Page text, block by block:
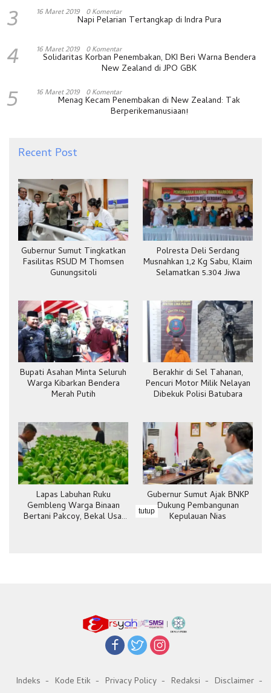
3 16 Maret 2019 0 Komentar
Napi Pelarian Tertangkap di Indra Pura
4 16 Maret 2019 0 Komentar
Solidaritas Korban Penembakan, DKI Beri Warna Bendera
New Zealand di JPO GBK
5 16 Maret 2019 0 Komentar
Menag Kecam Penembakan di New Zealand: Tak
Berperikemanusiaan!
Recent Post
Gubernur Sumut Tingkatkan
Fasilitas RSUD M Thomsen
Gunungsitoli
Polresta Deli Serdang
Musnahkan 1,2 Kg Sabu, Klaim
Selamatkan 5.304 Jiwa
Bupati Asahan Minta Seluruh
Warga Kibarkan Bendera
Merah Putih
Berakhir di Sel Tahanan,
Pencuri Motor Milik Nelayan
Dibekuk Polisi Batubara
Lapas Labuhan Ruku
Gembleng Warga Binaan
Bertani Pakcoy, Bekal Usai
Gubernur Sumut Ajak BNKP
Dukung Pembangunan
Kepulauan Nias
Indeks Kode Etik Privacy Policy Redaksi Disclaimer
tutup